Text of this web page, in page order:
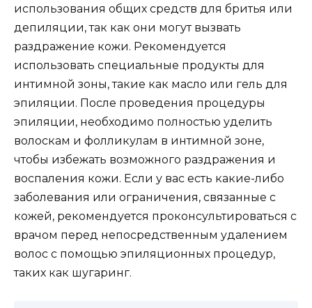
использования общих средств для бритья или
депиляции, так как они могут вызвать
раздражение кожи. Рекомендуется
использовать специальные продукты для
интимной зоны, такие как масло или гель для
эпиляции. После проведения процедуры
эпиляции, необходимо полностью уделить
волоскам и фолликулам в интимной зоне,
чтобы избежать возможного раздражения и
воспаления кожи. Если у вас есть какие-либо
заболевания или ограничения, связанные с
кожей, рекомендуется проконсультироваться с
врачом перед непосредственным удалением
волос с помощью эпиляционных процедур,
таких как шугаринг.